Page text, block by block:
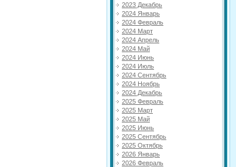
2023 Декабрь
2024 Январь
2024 Февраль
2024 Март
2024 Апрель
2024 Май
2024 Июнь
2024 Июль
2024 Сентябрь
2024 Ноябрь
2024 Декабрь
2025 Февраль
2025 Март
2025 Май
2025 Июнь
2025 Сентябрь
2025 Октябрь
2026 Январь
2026 Февраль